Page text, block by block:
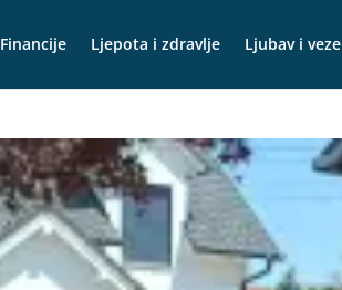
Financije Ljepota i zdravlje Ljubav i veze